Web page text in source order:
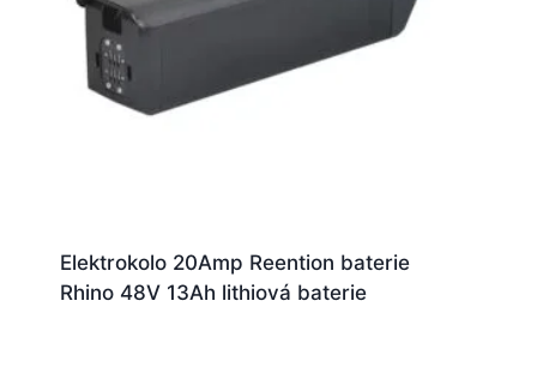
Elektrokolo 20Amp Reention baterie
Rhino 48V 13Ah lithiová baterie